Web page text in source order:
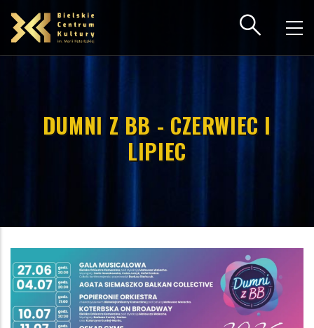
treści
DUMNI Z BB - CZERWIEC I
LIPIEC